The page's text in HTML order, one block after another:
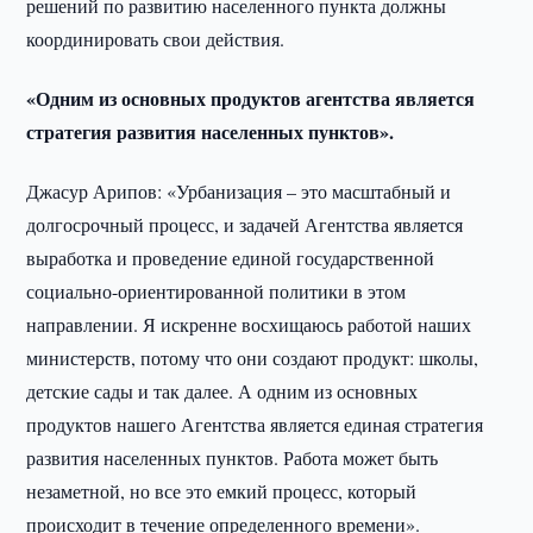
решений по развитию населенного пункта должны
координировать свои действия.
«Одним из основных продуктов агентства является
стратегия развития населенных пунктов».
Джасур Арипов: «Урбанизация – это масштабный и
долгосрочный процесс, и задачей Агентства является
выработка и проведение единой государственной
социально-ориентированной политики в этом
направлении. Я искренне восхищаюсь работой наших
министерств, потому что они создают продукт: школы,
детские сады и так далее. А одним из основных
продуктов нашего Агентства является единая стратегия
развития населенных пунктов. Работа может быть
незаметной, но все это емкий процесс, который
происходит в течение определенного времени».